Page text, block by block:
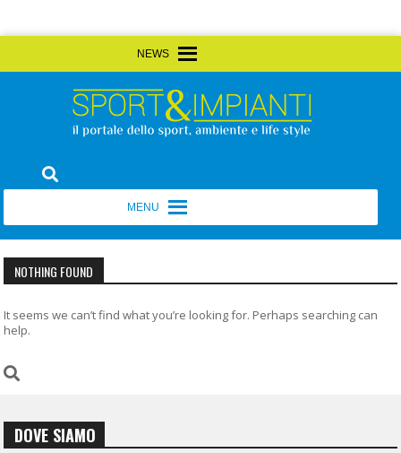
to
Sport&Impianti
NOTHING FOUND
It seems we can’t find what you’re looking for. Perhaps searching can
help.
DOVE SIAMO